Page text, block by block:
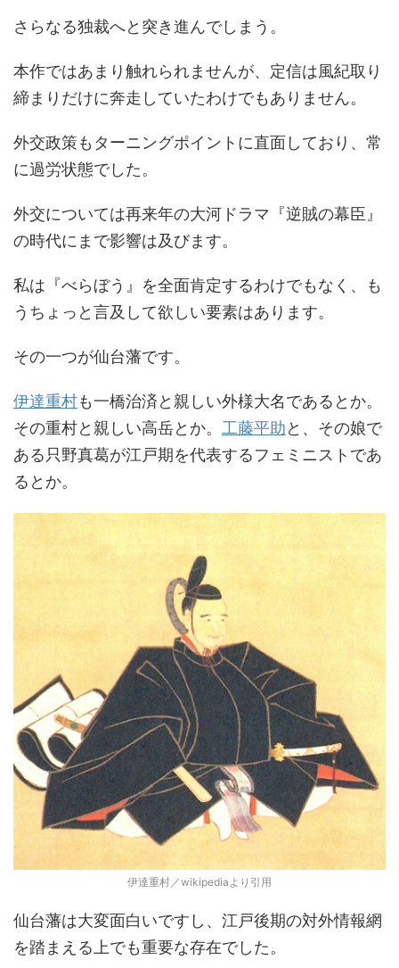
さらなる独裁へと突き進んでしまう。
本作ではあまり触れられませんが、定信は風紀取り
締まりだけに奔走していたわけでもありません。
外交政策もターニングポイントに直面しており、常
に過労状態でした。
外交については再来年の大河ドラマ『逆賊の幕臣』
の時代にまで影響は及びます。
私は『べらぼう』を全面肯定するわけでもなく、も
うちょっと言及して欲しい要素はあります。
その一つが仙台藩です。
伊達重村も一橋治済と親しい外様大名であるとか。
その重村と親しい高岳とか。 工藤平助と、その娘で
ある只野真葛が江戸期を代表するフェミニストであ
るとか。
伊達重村／wikipediaより引用
仙台藩は大変面白いですし、江戸後期の対外情報網
を踏まえる上でも重要な存在でした。